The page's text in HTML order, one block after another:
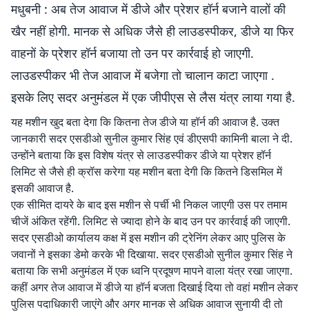
मधुबनी : अब तेज आवाज में डीजे और प्रेशर हॉर्न बजाने वालों की
खैर नहीं होगी. मानक से अधिक जैसे ही लाउडस्पीकर, डीजे या फिर
वाहनों के प्रेशर हॉर्न बजाया तो उन पर कार्रवाई हो जाएगी.
लाउडस्पीकर भी तेज आवाज में बजेगा तो चालान काटा जाएगा .
इसके लिए सदर अनुमंडल में एक जीपीएस से लैस यंत्र लाया गया है.
यह मशीन खुद बता देगा कि कितना तेज डीजे या हॉर्न की आवाज है. उक्त
जानकारी सदर एसडीओ सुनील कुमार सिंह एवं डीएसपी कामिनी बाला ने दी.
उन्होंने बताया कि इस विशेष यंत्र से लाउडस्पीकर डीजे या प्रेशर हॉर्न
लिमिट से जैसे ही क्रॉस करेगा यह मशीन बता देगी कि कितने डिसमिल में
इसकी आवाज है.
एक सीमित दायरे के बाद इस मशीन से पर्ची भी निकल जाएगी उस पर तमाम
चीजें अंकित रहेंगी. लिमिट से ज्यादा होने के बाद उन पर कार्रवाई की जाएगी.
सदर एसडीओ कार्यालय कक्ष में इस मशीन की ट्रेनिंग लेकर आए पुलिस के
जवानों ने इसका डेमो करके भी दिखाया. सदर एसडीओ सुनील कुमार सिंह ने
बताया कि सभी अनुमंडल में एक ध्वनि प्रदूषण मापने वाला यंत्र रखा जाएगा.
कहीं अगर तेज आवाज में डीजे या हॉर्न बजता दिखाई दिया तो वहां मशीन लेकर
पुलिस पदाधिकारी जाएंगे और अगर मानक से अधिक आवाज सुनायी दी तो